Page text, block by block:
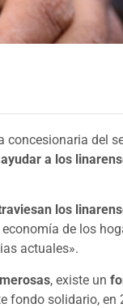
concesionaria del
a los
los
de los
actuales».
, existe un
fondo solidario, en